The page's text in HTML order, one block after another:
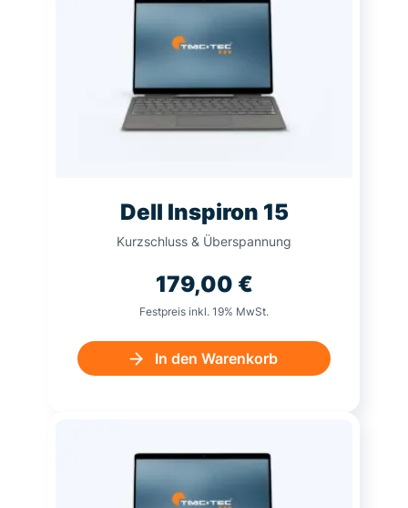
Dell Inspiron 15
Kurzschluss & Überspannung
179,00 €
Festpreis inkl. 19% MwSt.
In den Warenkorb